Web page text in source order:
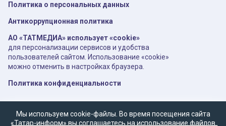
Политика о персональных данных
Антикоррупционная политика
АО «ТАТМЕДИА» использует «cookie»
для персонализации сервисов и удобства
пользователей сайтом. Использование «cookie»
можно отменить в настройках браузера.
Политика конфиденциальности
Мы используем cookie-файлы. Во время посещения сайта
«Татар-информ» вы соглашаетесь на использование файлов